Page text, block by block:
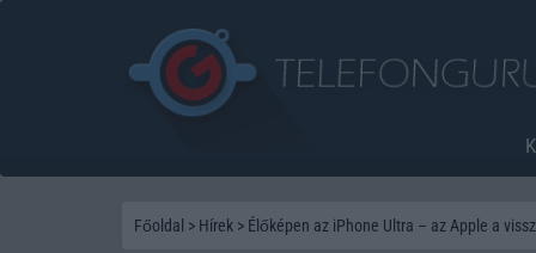
Főoldal > Hírek > Élőképen az iPhone Ultra – az Apple a